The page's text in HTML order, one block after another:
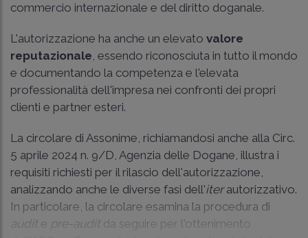
commercio internazionale e del diritto doganale.
L'autorizzazione ha anche un elevato valore
reputazionale, essendo riconosciuta in tutto il mondo
e documentando la competenza e l'elevata
professionalità dell'impresa nei confronti dei propri
clienti e partner esteri.
La circolare di Assonime, richiamandosi anche alla Circ.
5 aprile 2024 n. 9/D, Agenzia delle Dogane, illustra i
requisiti richiesti per il rilascio dell'autorizzazione,
analizzando anche le diverse fasi dell'iterautorizzativo.
In particolare, la circolare esamina la procedura di
audite pre-auditda seguire per l'ottenimento